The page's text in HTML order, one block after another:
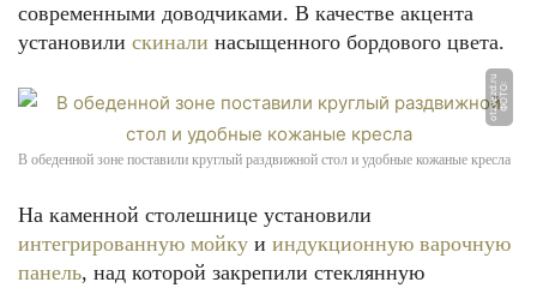
современными доводчиками. В качестве акцента
установили скинали насыщенного бордового цвета.
Ф
О
Т
О:
o
t
z
v
e
z
d.
r
u
В обеденной зоне поставили круглый раздвижной стол и удобные кожаные кресла
На каменной столешнице установили
интегрированную мойку и индукционную варочную
панель, над которой закрепили стеклянную